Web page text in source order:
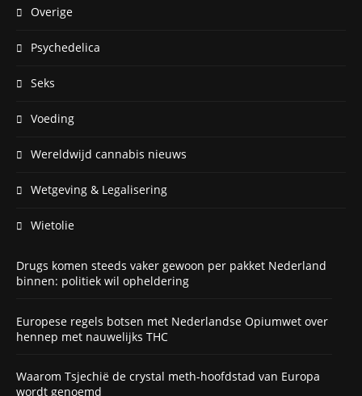
Overige
Psychedelica
Seks
Voeding
Wereldwijd cannabis nieuws
Wetgeving & Legalisering
Wietolie
Drugs komen steeds vaker gewoon per pakket Nederland
binnen: politiek wil opheldering
Europese regels botsen met Nederlandse Opiumwet over
hennep met nauwelijks THC
Waarom Tsjechië de crystal meth-hoofdstad van Europa
wordt genoemd